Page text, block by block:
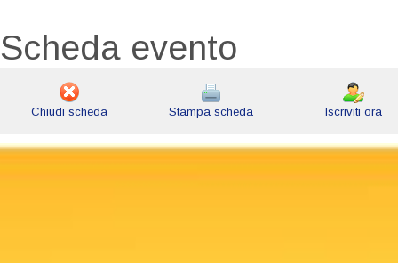
Scheda evento
Chiudi scheda Stampa scheda Iscriviti ora